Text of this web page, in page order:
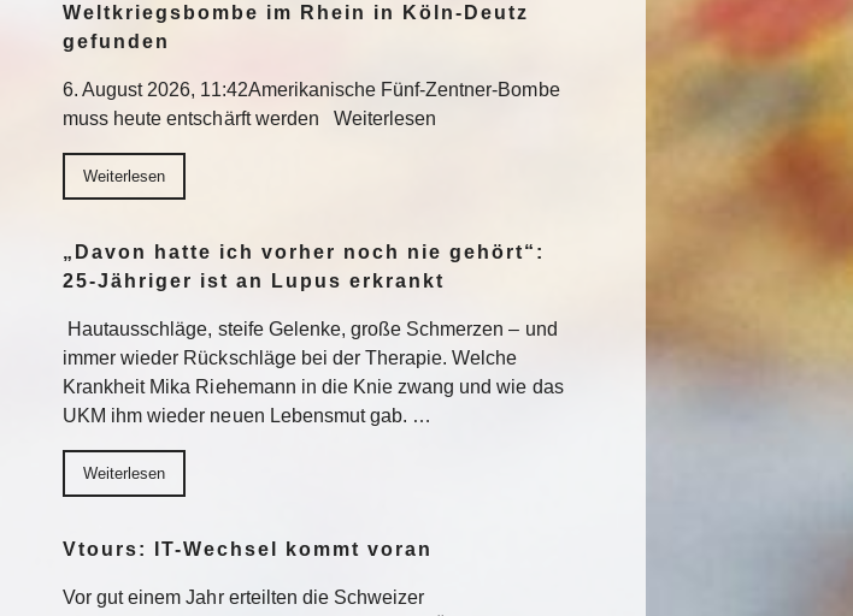
Weltkriegsbombe im Rhein in Köln-Deutz
gefunden
6. August 2026, 11:42Amerikanische Fünf-Zentner-Bombe
muss heute entschärft werden Weiterlesen
Weiterlesen
„Davon hatte ich vorher noch nie gehört“:
25-Jähriger ist an Lupus erkrankt
Hautausschläge, steife Gelenke, große Schmerzen – und
immer wieder Rückschläge bei der Therapie. Welche
Krankheit Mika Riehemann in die Knie zwang und wie das
UKM ihm wieder neuen Lebensmut gab. …
Weiterlesen
Vtours: IT-Wechsel kommt voran
Vor gut einem Jahr erteilten die Schweizer